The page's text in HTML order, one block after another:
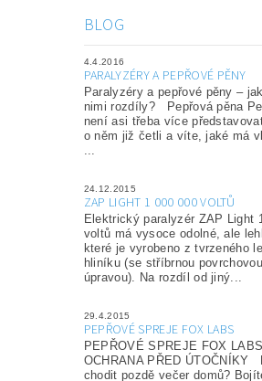
BLOG
4.4.2016
PARALYZÉRY A PEPŘOVÉ PĚNY
Paralyzéry a pepřové pěny –
nimi rozdíly? Pepřová pěna
není asi třeba více
o něm již četli a víte, jaké má
...
24.12.2015
ZAP LIGHT 1 000 000 VOLTŮ
Elektrický paralyzér ZAP Light
voltů má vysoce odolné, ale
které je vyrobeno z tvrzeného
hliníku (se stříbrnou povrchovou
úpravou). Na rozdíl od jiný...
29.4.2015
PEPŘOVÉ SPREJE FOX LABS
PEPŘOVÉ SPREJE FOX
OCHRANA PŘED ÚTOČNÍKY
chodit pozdě večer domů?